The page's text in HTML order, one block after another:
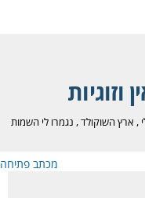
וזוגיות
, ארץ השוקולד, נגמרו לי השמות
מכתב פתיחה